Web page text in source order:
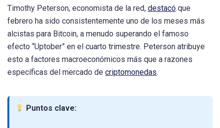
Timothy Peterson, economista de la red, destacó que
febrero ha sido consistentemente uno de los meses más
alcistas para Bitcoin, a menudo superando el famoso
efecto “Uptober” en el cuarto trimestre. Peterson atribuye
esto a factores macroeconómicos más que a razones
específicas del mercado de criptomonedas.
Puntos clave: